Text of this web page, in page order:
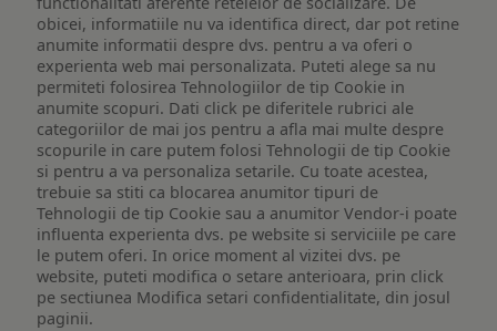
obicei, informatiile nu va identifica direct, dar pot retine
anumite informatii despre dvs. pentru a va oferi o
experienta web mai personalizata. Puteti alege sa nu
permiteti folosirea Tehnologiilor de tip Cookie in
anumite scopuri. Dati click pe diferitele rubrici ale
categoriilor de mai jos pentru a afla mai multe despre
scopurile in care putem folosi Tehnologii de tip Cookie
si pentru a va personaliza setarile. Cu toate acestea,
trebuie sa stiti ca blocarea anumitor tipuri de
Tehnologii de tip Cookie sau a anumitor Vendor-i poate
influenta experienta dvs. pe website si serviciile pe care
le putem oferi. In orice moment al vizitei dvs. pe
website, puteti modifica o setare anterioara, prin click
pe sectiunea Modifica setari confidentialitate, din josul
paginii.